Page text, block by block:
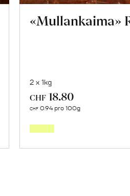
«Mullankaima»
2 x 1kg
CHF 18.80
CHF 0.94 pro 100g